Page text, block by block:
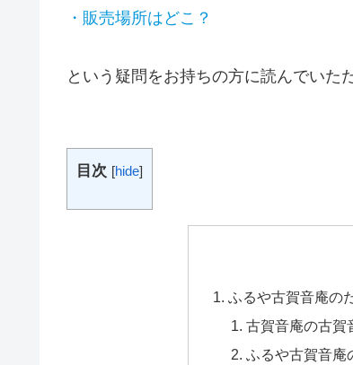
・販売場所はどこ？
という疑問をお持ちの方に読んでいた
目次 [hide]
ふるや古賀音庵の
古賀音庵の古賀
ふるや古賀音庵